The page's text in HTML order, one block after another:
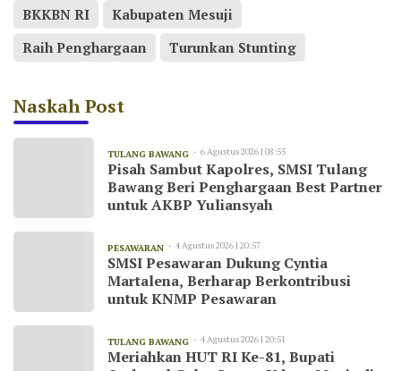
BKKBN RI
Kabupaten Mesuji
Raih Penghargaan
Turunkan Stunting
Naskah Post
TULANG BAWANG 6 Agustus 2026 | 08:55
Pisah Sambut Kapolres, SMSI Tulang
Bawang Beri Penghargaan Best Partner
untuk AKBP Yuliansyah
PESAWARAN 4 Agustus 2026 | 20:57
SMSI Pesawaran Dukung Cyntia
Martalena, Berharap Berkontribusi
untuk KNMP Pesawaran
TULANG BAWANG 4 Agustus 2026 | 20:51
Meriahkan HUT RI Ke-81, Bupati